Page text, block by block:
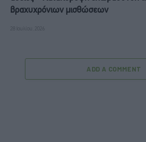
βραχυχρόνιων μισθώσεων
28 Ιουλίου, 2026
ADD A COMMENT